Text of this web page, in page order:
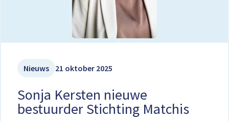
Nieuws 21 oktober 2025
Sonja Kersten nieuwe
bestuurder Stichting Matchis